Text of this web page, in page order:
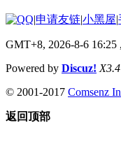
|申请友链|小黑屋|
GMT+8, 2026-8-6 16:25
Powered by Discuz! X3.4
© 2001-2017 Comsenz
返回顶部